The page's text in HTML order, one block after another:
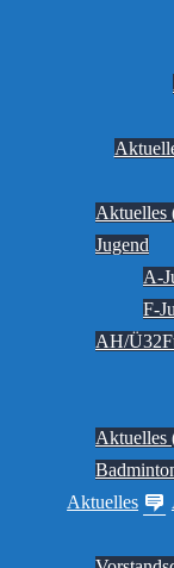
Aktuelles
Jugend
A-
F-
AH/Ü32
Aktuelles
Aktuelles